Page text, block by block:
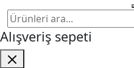
Alışveriş sepeti